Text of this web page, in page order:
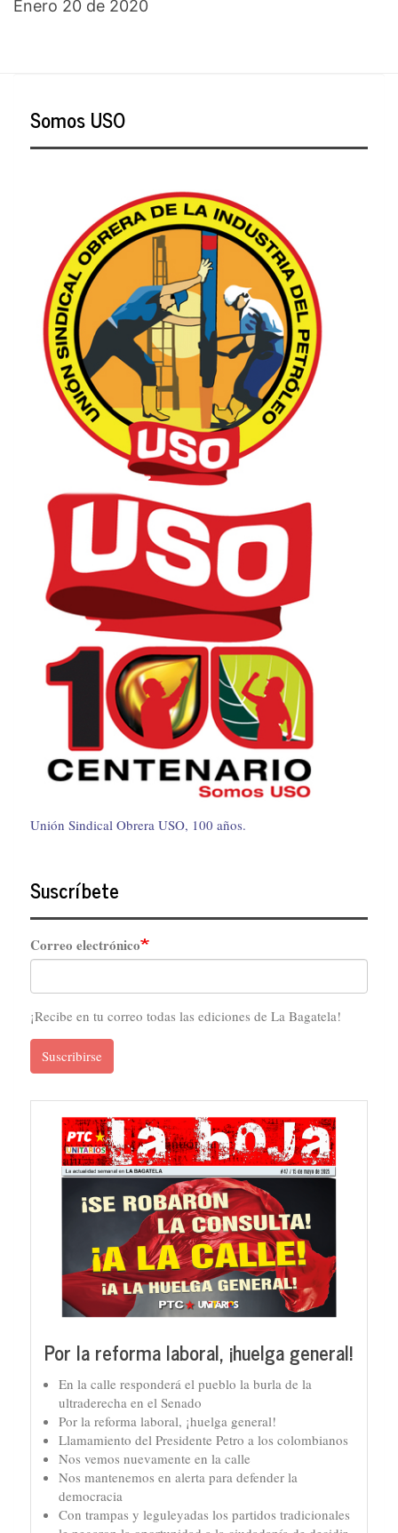
Enero 20 de 2020
Somos USO
Unión Sindical Obrera USO, 100 años.
Suscríbete
Correo electrónico
¡Recibe en tu correo todas las ediciones de La Bagatela!
Suscribirse
Por la reforma laboral, ¡huelga general!
En la calle responderá el pueblo la burla de la
ultraderecha en el Senado
Por la reforma laboral, ¡huelga general!
Llamamiento del Presidente Petro a los colombianos
Nos vemos nuevamente en la calle
Nos mantenemos en alerta para defender la
democracia
Con trampas y leguleyadas los partidos tradicionales